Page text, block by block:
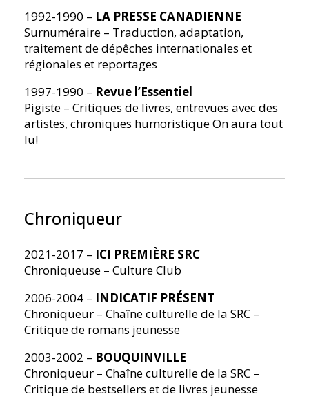
1992-1990 – LA PRESSE CANADIENNE
Surnuméraire – Traduction, adaptation,
traitement de dépêches internationales et
régionales et reportages
1997-1990 – Revue l’Essentiel
Pigiste – Critiques de livres, entrevues avec des
artistes, chroniques humoristique On aura tout
lu!
Chroniqueur
2021-2017 – ICI PREMIÈRE SRC
Chroniqueuse – Culture Club
2006-2004 – INDICATIF PRÉSENT
Chroniqueur – Chaîne culturelle de la SRC –
Critique de romans jeunesse
2003-2002 – BOUQUINVILLE
Chroniqueur – Chaîne culturelle de la SRC –
Critique de bestsellers et de livres jeunesse